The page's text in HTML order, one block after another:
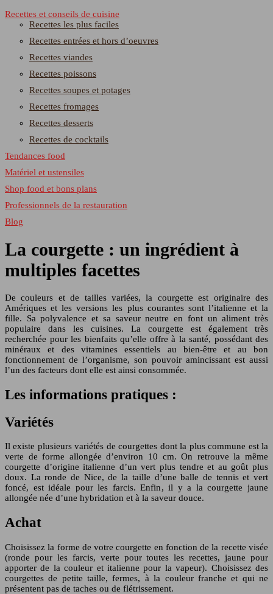
Recettes et conseils de cuisine
Recettes les plus faciles
Recettes entrées et hors d’oeuvres
Recettes viandes
Recettes poissons
Recettes soupes et potages
Recettes fromages
Recettes desserts
Recettes de cocktails
Tendances food
Matériel et ustensiles
Shop food et bons plans
Professionnels de la restauration
Blog
La courgette : un ingrédient à
multiples facettes
De couleurs et de tailles variées, la courgette est originaire des
Amériques et les versions les plus courantes sont l’italienne et la
fille. Sa polyvalence et sa saveur neutre en font un aliment très
populaire dans les cuisines. La courgette est également très
recherchée pour les bienfaits qu’elle offre à la santé, possédant des
minéraux et des vitamines essentiels au bien-être et au bon
fonctionnement de l’organisme, son pouvoir amincissant est aussi
l’un des facteurs dont elle est ainsi consommée.
Les informations pratiques :
Variétés
Il existe plusieurs variétés de courgettes dont la plus commune est la
verte de forme allongée d’environ 10 cm. On retrouve la même
courgette d’origine italienne d’un vert plus tendre et au goût plus
doux. La ronde de Nice, de la taille d’une balle de tennis et vert
foncé, est idéale pour les farcis. Enfin, il y a la courgette jaune
allongée née d’une hybridation et à la saveur douce.
Achat
Choisissez la forme de votre courgette en fonction de la recette visée
(ronde pour les farcis, verte pour toutes les recettes, jaune pour
apporter de la couleur et italienne pour la vapeur). Choisissez des
courgettes de petite taille, fermes, à la couleur franche et qui ne
présentent pas de taches ou de flétrissement.